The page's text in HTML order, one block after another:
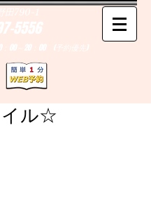
5556
～20：00 (予約優先)
田790-1
イル☆